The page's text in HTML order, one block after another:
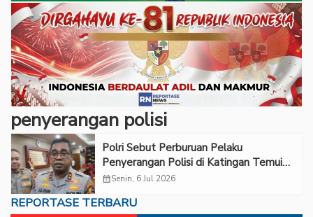
penyerangan polisi
Polri Sebut Perburuan Pelaku
Penyerangan Polisi di Katingan Temui
Titik Terang
calendar_monthSenin, 6 Jul 2026
REPORTASE TERBARU